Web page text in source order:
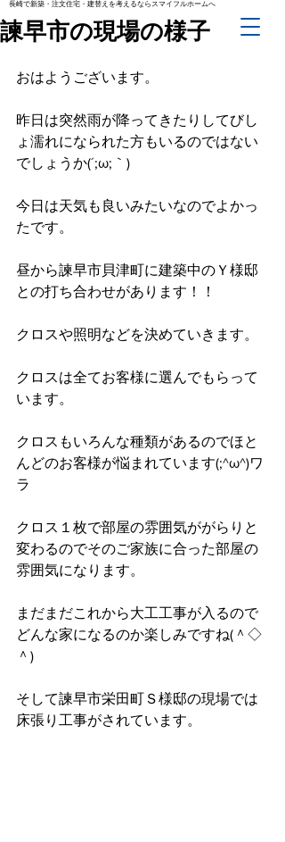
長崎で新築・注文住宅・建替えを考えるならスマイフルホームへ
諫早市の現場の様子
おはようございます。
昨日は突然雨が降ってきたりしてびし
ょ濡れになられた方もいるのではない
でしょうか(´;ω;｀)
今日は天気も良いみたいなのでよかっ
たです。
昼から諫早市貝津町に建築中のＹ様邸
との打ち合わせがあります！！
クロスや照明などを決めていきます。
クロスは全てお客様に選んでもらって
います。
クロスもいろんな種類があるのでほと
んどのお客様が悩まれています(;^ω^)ワ
ラ
クロス１枚で部屋の雰囲気ががらりと
変わるのでそのご家族に合った部屋の
雰囲気になります。
まだまだこれから大工工事が入るので
どんな家になるのか楽しみですね(＾◇
＾)
そして諫早市栄田町Ｓ様邸の現場では
床張り工事がされています。